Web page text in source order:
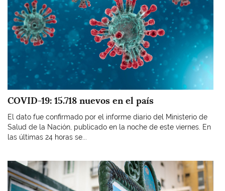
COVID-19: 15.718 nuevos en el país
El dato fue confirmado por el informe diario del Ministerio de
Salud de la Nación, publicado en la noche de este viernes. En
las últimas 24 horas se...
Imagen